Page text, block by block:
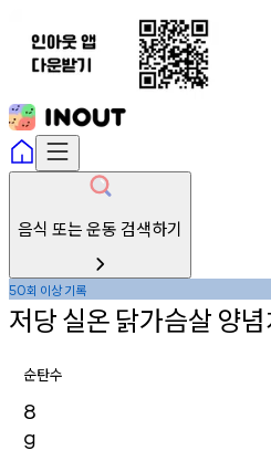
음식 또는 운동 검색하기
50회 이상기록
저당실온 닭가슴살 양
순탄수
8
g